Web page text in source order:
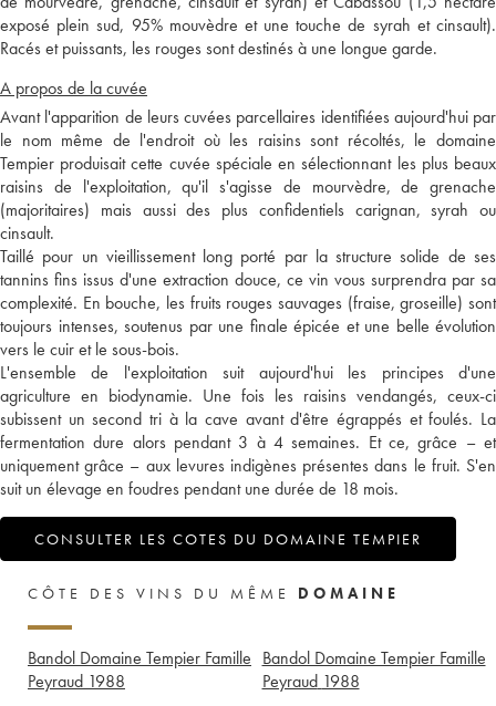
exposé plein sud, 95% mouvèdre et une touche de syrah et cinsault).
Racés et puissants, les rouges sont destinés à une longue garde.
A propos de la cuvée
Avant l'apparition de leurs cuvées parcellaires identifiées aujourd'hui par
le nom même de l'endroit où les raisins sont récoltés, le domaine
Tempier produisait cette cuvée spéciale en sélectionnant les plus beaux
raisins de l'exploitation, qu'il s'agisse de mourvèdre, de grenache
(majoritaires) mais aussi des plus confidentiels carignan, syrah ou
cinsault.
Taillé pour un vieillissement long porté par la structure solide de ses
tannins fins issus d'une extraction douce, ce vin vous surprendra par sa
complexité. En bouche, les fruits rouges sauvages (fraise, groseille) sont
toujours intenses, soutenus par une finale épicée et une belle évolution
vers le cuir et le sous-bois.
L'ensemble de l'exploitation suit aujourd'hui les principes d'une
agriculture en biodynamie. Une fois les raisins vendangés, ceux-ci
subissent un second tri à la cave avant d'être égrappés et foulés. La
fermentation dure alors pendant 3 à 4 semaines. Et ce, grâce – et
uniquement grâce – aux levures indigènes présentes dans le fruit. S'en
suit un élevage en foudres pendant une durée de 18 mois.
CONSULTER LES COTES DU DOMAINE TEMPIER
CÔTE DES VINS DU MÊME DOMAINE
Bandol Domaine Tempier Famille
Peyraud 1988
Bandol Domaine Tempier Famille
Peyraud 1988